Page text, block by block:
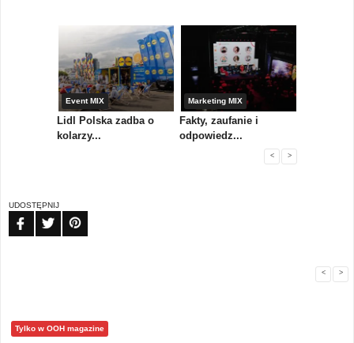
Event MIX
Lidl Polska zadba o
kolarzy...
Marketing MIX
Fakty, zaufanie i
odpowiedz...
< >
UDOSTĘPNIJ
< >
Tylko w OOH magazine